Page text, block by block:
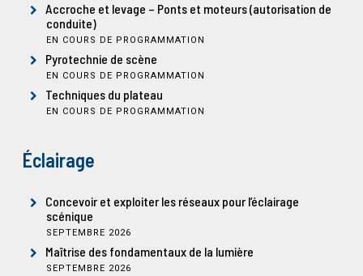
Accroche et levage – Ponts et moteurs (autorisation de
conduite)
EN COURS DE PROGRAMMATION
Pyrotechnie de scène
EN COURS DE PROGRAMMATION
Techniques du plateau
EN COURS DE PROGRAMMATION
Éclairage
Concevoir et exploiter les réseaux pour l’éclairage
scénique
SEPTEMBRE 2026
Maîtrise des fondamentaux de la lumière
SEPTEMBRE 2026